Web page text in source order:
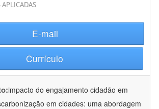
APLICADAS
E-mail
Currículo
impacto do engajamento cidadão em
em cidades: uma abordagem